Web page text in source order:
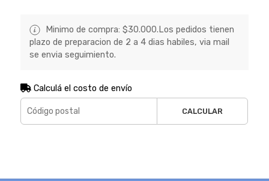
Minimo de compra: $30.000.Los pedidos tienen
plazo de preparacion de 2 a 4 dias habiles, via mail
se envia seguimiento.
Calculá el costo de envío
CALCULAR